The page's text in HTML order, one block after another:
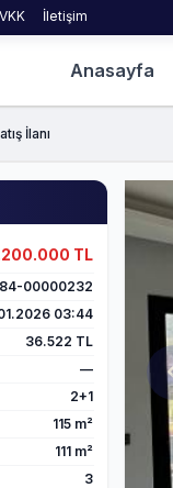
İletişim
Anasayfa
İlanı
TL
00000232
03:44
36.522 TL
—
2+1
115 m²
111 m²
3